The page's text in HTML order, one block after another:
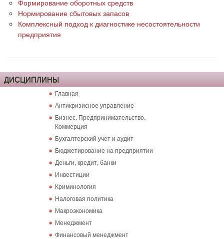
Формирование оборотных средств
Нормирование сбытовых запасов
Комплексный подход к диагностике несостоятельности
предприятия
ДИСЦИПЛИНЫ
Главная
Антикризисное управление
Бизнес. Предпринимательство.
Коммерция
Бухгалтерский учет и аудит
Бюджетирование на предприятии
Деньги, кредит, банки
Инвестиции
Криминология
Налоговая политика
Макроэкономика
Менеджмент
Финансовый менеджмент